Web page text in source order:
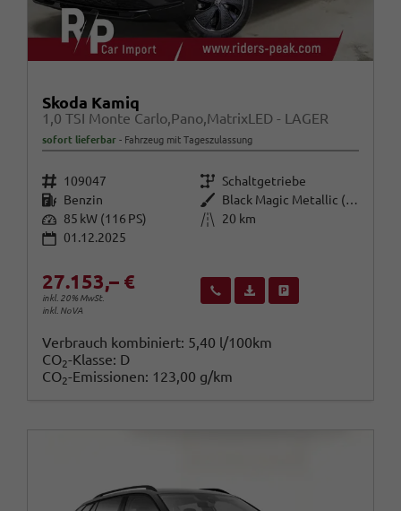
Skoda Kamiq
1,0 TSI Monte Carlo,Pano,MatrixLED - LAGER
sofort lieferbar Fahrzeug mit Tageszulassung
Fahrzeugnr. 109047 Getriebe Schaltgetriebe
Kraftstoff Benzin Außenfarbe
Black Magic Metallic (1Z)
Leistung 85 kW (116 PS) Kilometerstand
20 km
01.12.2025
27.153,– €
inkl. 20% MwSt.
inkl. NoVA
Wir rufen Sie anFahrzeugexposé (PDF)
Verbrauch kombiniert: 5,40 l/100km
CO2-Klasse: D
CO2-Emissionen: 123,00 g/km